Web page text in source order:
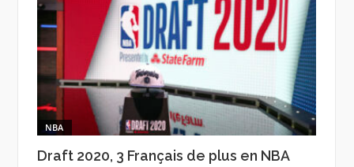
NBA
Draft 2020, 3 Français de plus en NBA